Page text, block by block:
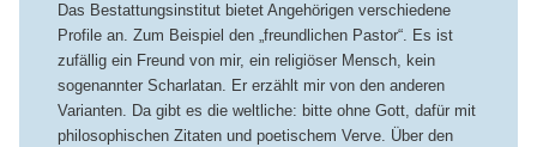
Das Bestattungsinstitut bietet Angehörigen verschiedene
Profile an. Zum Beispiel den „freundlichen Pastor“. Es ist
zufällig ein Freund von mir, ein religiöser Mensch, kein
sogenannter Scharlatan. Er erzählt mir von den anderen
Varianten. Da gibt es die weltliche: bitte ohne Gott, dafür mit
philosophischen Zitaten und poetischem Verve. Über den